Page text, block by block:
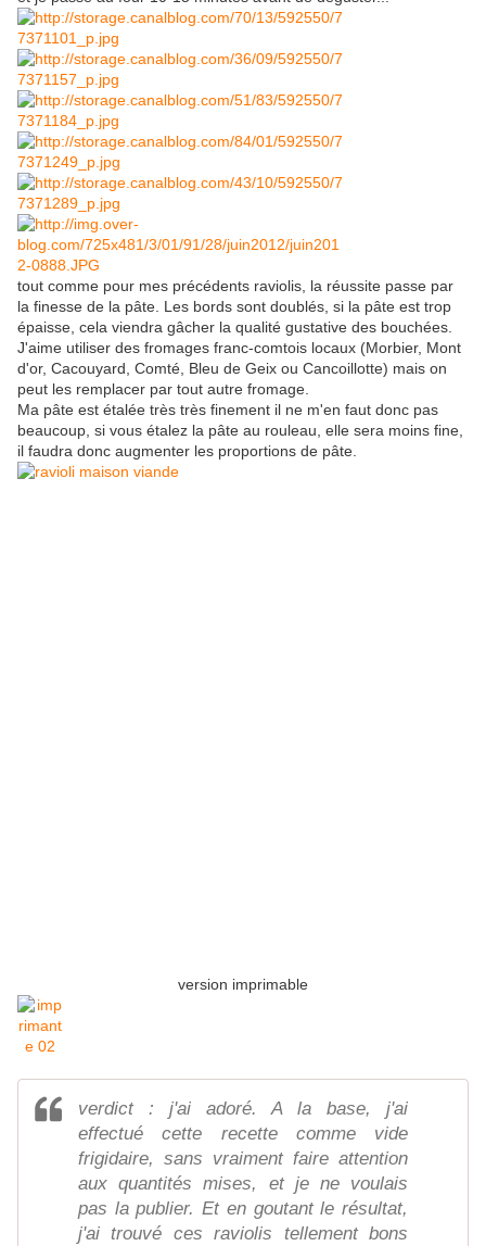
tout comme pour mes précédents raviolis, la réussite passe par
la finesse de la pâte. Les bords sont doublés, si la pâte est trop
épaisse, cela viendra gâcher la qualité gustative des bouchées.
J'aime utiliser des fromages franc-comtois locaux (Morbier, Mont
d'or, Cacouyard, Comté, Bleu de Geix ou Cancoillotte) mais on
peut les remplacer par tout autre fromage.
Ma pâte est étalée très très finement il ne m'en faut donc pas
beaucoup, si vous étalez la pâte au rouleau, elle sera moins fine,
il faudra donc augmenter les proportions de pâte.
version imprimable
verdict : j'ai adoré. A la base, j'ai
effectué cette recette comme vide
frigidaire, sans vraiment faire attention
aux quantités mises, et je ne voulais
pas la publier. Et en goutant le résultat,
j'ai trouvé ces raviolis tellement bons